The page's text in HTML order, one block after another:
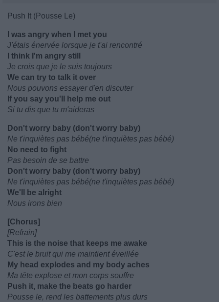
Push It (Pousse Le)
I was angry when I met you
J'étais énervée lorsque je t'ai rencontré
I think I'm angry still
Je crois que je le suis toujours
We can try to talk it over
Nous pouvons essayer d'en discuter
If you say you'll help me out
Si tu dis que tu m'aideras
Don't worry baby (don't worry baby)
Ne t'inquiètes pas bébé(ne t'inquiètes pas bébé)
No need to fight
Pas besoin de se battre
Don't worry baby (don't worry baby)
Ne t'inquiètes pas bébé(ne t'inquiètes pas bébé)
We'll be alright
Nous irons bien
[Chorus]
[Refrain]
This is the noise that keeps me awake
C'est le bruit qui me maintient éveillée
My head explodes and my body aches
Ma tête explose et mon corps souffre
Push it, make the beats go harder
Pousse le, rend les battements plus durs